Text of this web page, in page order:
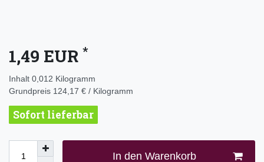
1,49 EUR *
Inhalt 0,012 Kilogramm
Grundpreis 124,17 € / Kilogramm
Sofort lieferbar
In den Warenkorb